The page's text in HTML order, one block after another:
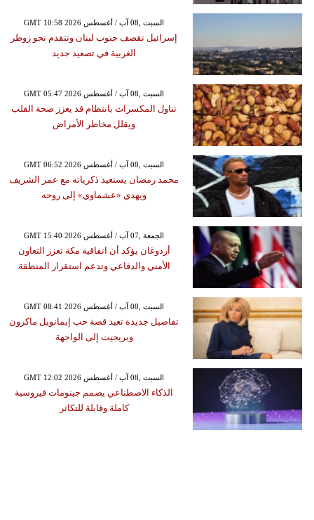
GMT 10:58 2026 السبت ,08 آب / أغسطس
إسرائيل تقصف جنوب لبنان وتتقدم نحو زوطر
الغربية في تصعيد جديد
GMT 05:47 2026 السبت ,08 آب / أغسطس
تناول المكسرات بانتظام قد يعزز صحة القلب
ويقلل مخاطر الأمراض
GMT 06:52 2026 السبت ,08 آب / أغسطس
محمد رمضان يستعيد ذكرياته مع عمر الشريف
ويهدي «عشماوي» إلى روحه
GMT 15:40 2026 الجمعة ,07 آب / أغسطس
أردوغان يؤكد أن اتفاقية مكة تعزز التعاون
الأمني والدفاعي وتدعم استقرار المنطقة
GMT 08:41 2026 السبت ,08 آب / أغسطس
تفاصيل جديدة تعيد قصة حب إيمانويل ماكرون
وبريجيت إلى الواجهة
GMT 12:02 2026 السبت ,08 آب / أغسطس
الذكاء الاصطناعي يصمم جينومات فيروسية
كاملة وقابلة للتكاثر